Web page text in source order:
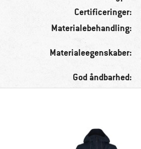
Certificeringer:
Materialebehandling:
Materialeegenskaber:
God åndbarhed: